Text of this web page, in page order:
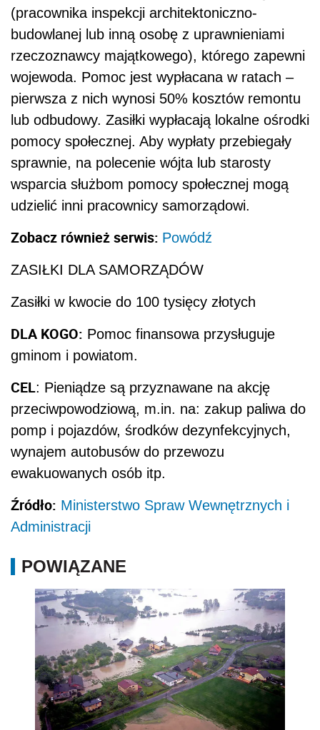
(pracownika inspekcji architektoniczno-
budowlanej lub inną osobę z uprawnieniami
rzeczoznawcy majątkowego), którego zapewni
wojewoda. Pomoc jest wypłacana w ratach –
pierwsza z nich wynosi 50% kosztów remontu
lub odbudowy. Zasiłki wypłacają lokalne ośrodki
pomocy społecznej. Aby wypłaty przebiegały
sprawnie, na polecenie wójta lub starosty
wsparcia służbom pomocy społecznej mogą
udzielić inni pracownicy samorządowi.
Zobacz również serwis: Powódź
ZASIŁKI DLA SAMORZĄDÓW
Zasiłki w kwocie do 100 tysięcy złotych
DLA KOGO: Pomoc finansowa przysługuje
gminom i powiatom.
CEL: Pieniądze są przyznawane na akcję
przeciwpowodziową, m.in. na: zakup paliwa do
pomp i pojazdów, środków dezynfekcyjnych,
wynajem autobusów do przewozu
ewakuowanych osób itp.
Źródło: Ministerstwo Spraw Wewnętrznych i
Administracji
POWIĄZANE